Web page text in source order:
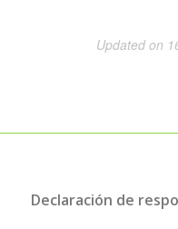
Updated on
Declaración de